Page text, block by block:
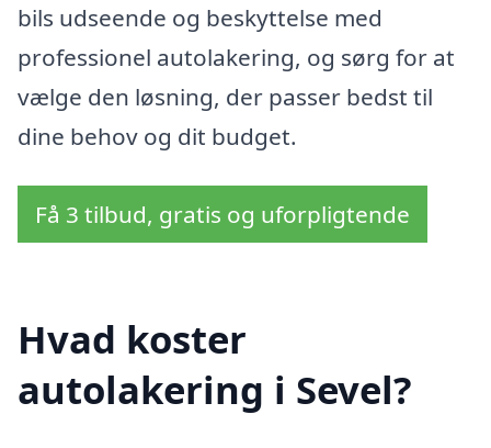
bils udseende og beskyttelse med
professionel autolakering, og sørg for at
vælge den løsning, der passer bedst til
dine behov og dit budget.
Få 3 tilbud, gratis og uforpligtende
Hvad koster
autolakering i Sevel?